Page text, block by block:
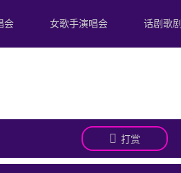
会 女歌手演唱会 话剧歌剧
打赏